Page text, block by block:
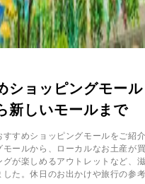
ショッピングモー
新しいモールまで
すめショッピングモールをご紹
ールから、ローカルなお土産が
が楽しめるアウトレットなど、
た。休日のお出かけや旅行の参